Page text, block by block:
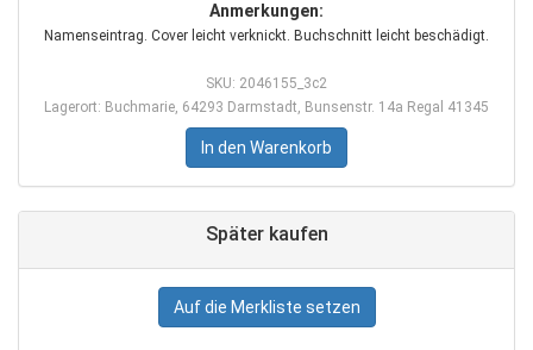
Anmerkungen:
Namenseintrag. Cover leicht verknickt. Buchschnitt leicht beschädigt.
SKU: 2046155_3c2
Lagerort: Buchmarie, 64293 Darmstadt, Bunsenstr. 14a Regal 41345
In den Warenkorb
Später kaufen
Auf die Merkliste setzen